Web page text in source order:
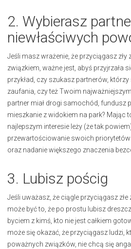
2. Wybierasz
niewłaściwych
Jeśli masz wrażenie, że przyciągasz zły
związkiem, ważne jest, abyś przyjrzała
przykład, czy szukasz partnerów,
zaufania, czy też Twoim
partner miał drogi samochód, fundusz
mieszkanie z widokiem na park? Mając
najlepszym interesie leży (że tak
przewartościowanie swoich
oraz nadanie większego znaczenia
3. Lubisz pościg
Jeśli uważasz, że ciągle przyciągasz
może być to, że po prostu lubisz
byciem z kimś, kto nie jest całkiem
może się okazać, że przyciągasz ludzi,
poważnych związków, nie chcą się